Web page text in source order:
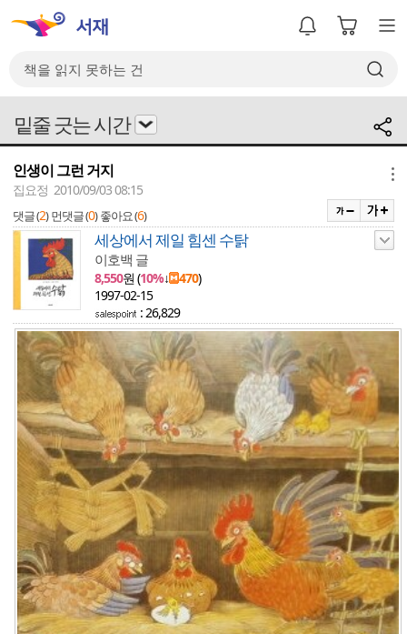
밑줄 긋는 시간
인생이 그런 거지
집요정 2010/09/03 08:15
댓글 (2) 먼댓글 (0) 좋아요 (6)
세상에서 제일 힘센 수탉
이호백 글
8,550원 (10%↓ 470)
1997-02-15
: 26,829